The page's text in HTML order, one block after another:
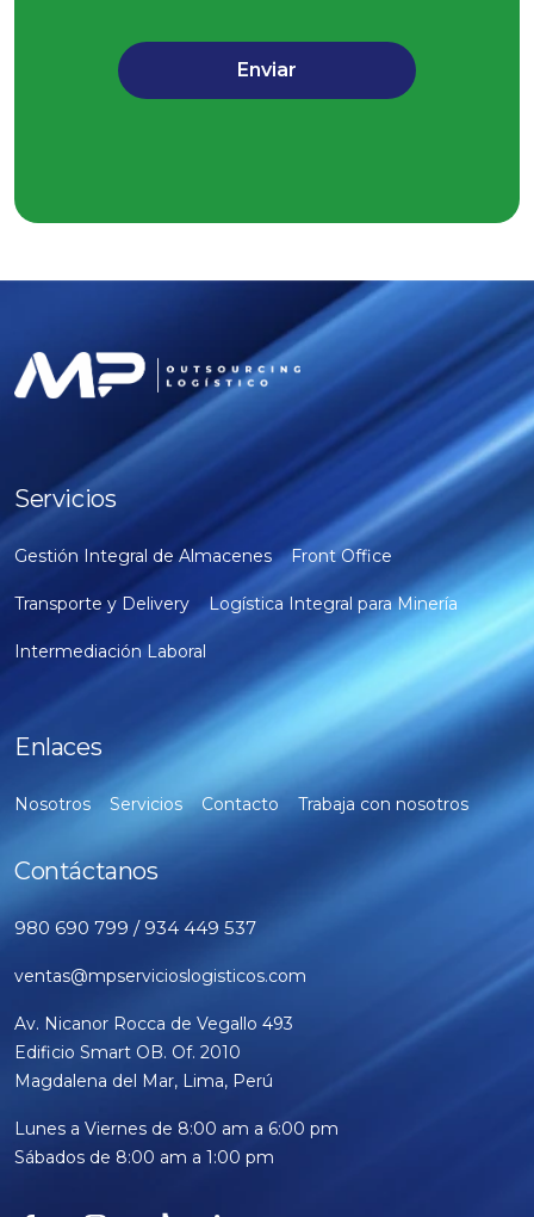
Enviar
Servicios
Gestión Integral de Almacenes Front Office
Transporte y Delivery Logística Integral para Minería
Intermediación Laboral
Enlaces
Nosotros Servicios Contacto Trabaja con nosotros
Contáctanos
980 690 799 / 934 449 537
ventas@mpservicioslogisticos.com
Av. Nicanor Rocca de Vegallo 493
Edificio Smart OB. Of. 2010
Magdalena del Mar, Lima, Perú
Lunes a Viernes de 8:00 am a 6:00 pm
Sábados de 8:00 am a 1:00 pm